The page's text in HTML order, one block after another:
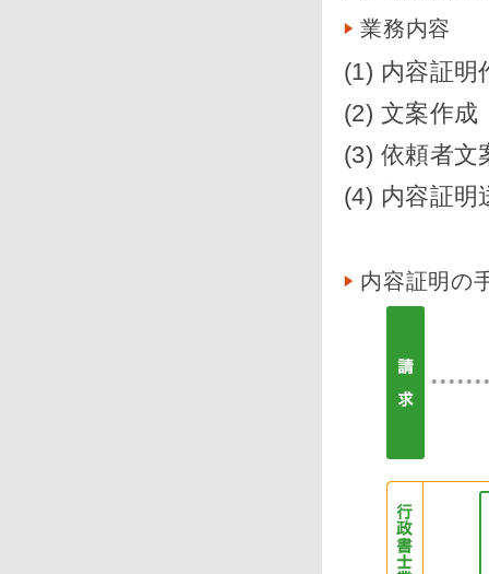
業務内容
(1) 内容証
(2) 文案作成
(3) 依頼者文
(4) 内容証明
内容証明の